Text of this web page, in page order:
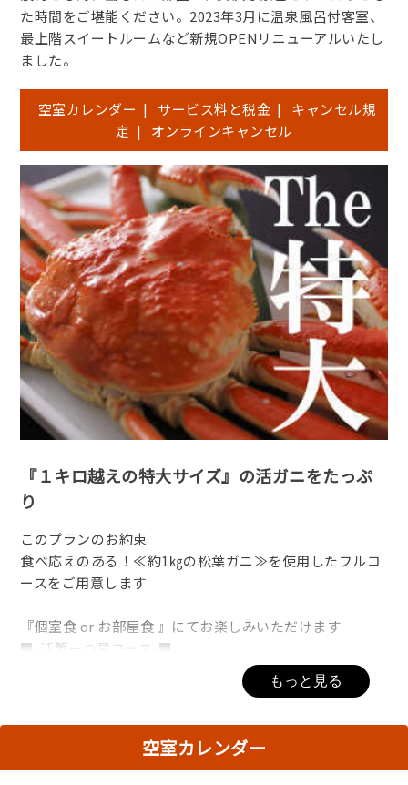
た時間をご堪能ください。2023年3月に温泉風呂付客室、
最上階スイートルームなど新規OPENリニューアルいたし
ました。
空室カレンダー | サービス料と税金 |
キャンセル規
定 | オンラインキャンセル
『１キロ越えの特大サイズ』の活ガニをたっぷ
り
このプランのお約束
食べ応えのある！≪約1㎏の松葉ガニ≫を使用したフルコ
ースをご用意します
『個室食 or お部屋食 』にてお楽しみいただけます
■-活蟹一つ星コース-■
「活きた地蟹」をサッと冷水へ通すことで咲く『白く輝
“ぷりぷりの身♪”“絡みつくような独特の甘さ♪”をご
もっと見る
空室カレンダー